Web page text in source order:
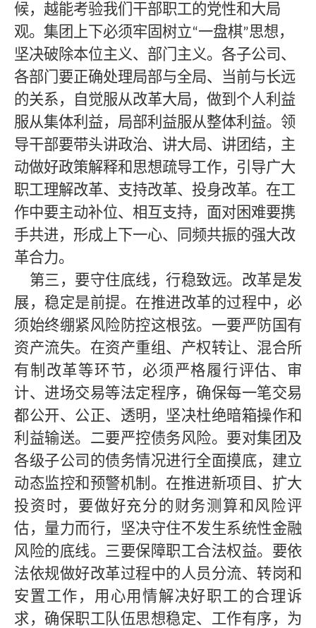
候，越能考验我们干部职工的党性和大局
观。集团上下必须牢固树立“一盘棋”思想，
坚决破除本位主义、部门主义。各子公司、
各部门要正确处理局部与全局、当前与长远
的关系，自觉服从改革大局，做到个人利益
服从集体利益，局部利益服从整体利益。领
导干部要带头讲政治、讲大局、讲团结，主
动做好政策解释和思想疏导工作，引导广大
职工理解改革、支持改革、投身改革。在工
作中要主动补位、相互支持，面对困难要携
手共进，形成上下一心、同频共振的强大改
革合力。
第三，要守住底线，行稳致远。改革是发
展，稳定是前提。在推进改革的过程中，必
须始终绷紧风险防控这根弦。一要严防国有
资产流失。在资产重组、产权转让、混合所
有制改革等环节，必须严格履行评估、审
计、进场交易等法定程序，确保每一笔交易
都公开、公正、透明，坚决杜绝暗箱操作和
利益输送。二要严控债务风险。要对集团及
各级子公司的债务情况进行全面摸底，建立
动态监控和预警机制。在推进新项目、扩大
投资时，要做好充分的财务测算和风险评
估，量力而行，坚决守住不发生系统性金融
风险的底线。三要保障职工合法权益。要依
法依规做好改革过程中的人员分流、转岗和
安置工作，用心用情解决好职工的合理诉
求，确保职工队伍思想稳定、工作有序，为